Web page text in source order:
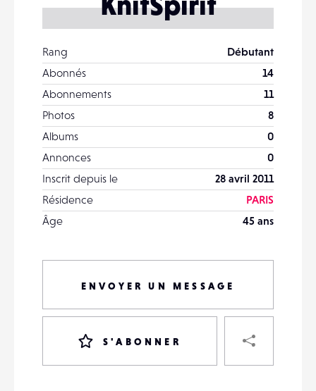
Rang
Débutant
Abonnés
14
Abonnements
11
Photos
8
Albums
0
Annonces
0
Inscrit depuis le
28 avril 2011
Résidence
PARIS
Âge
45 ans
ENVOYER UN MESSAGE
S'ABONNER